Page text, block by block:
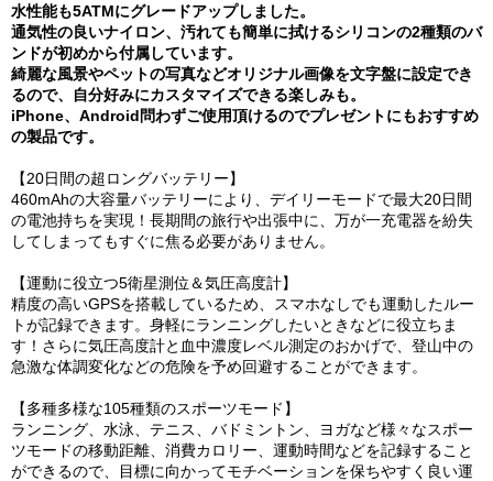
水性能も5ATMにグレードアップしました。
通気性の良いナイロン、汚れても簡単に拭けるシリコンの2種類のバ
ンドが初めから付属しています。
綺麗な風景やペットの写真などオリジナル画像を文字盤に設定でき
るので、自分好みにカスタマイズできる楽しみも。
iPhone、Android問わずご使用頂けるのでプレゼントにもおすすめ
の製品です。
【20日間の超ロングバッテリー】
460mAhの大容量バッテリーにより、デイリーモードで最大20日間
の電池持ちを実現！長期間の旅行や出張中に、万が一充電器を紛失
してしまってもすぐに焦る必要がありません。
【運動に役立つ5衛星測位＆気圧高度計】
精度の高いGPSを搭載しているため、スマホなしでも運動したルー
トが記録できます。身軽にランニングしたいときなどに役立ちま
す！さらに気圧高度計と血中濃度レベル測定のおかげで、登山中の
急激な体調変化などの危険を予め回避することができます。
【多種多様な105種類のスポーツモード】
ランニング、水泳、テニス、バドミントン、ヨガなど様々なスポー
ツモードの移動距離、消費カロリー、運動時間などを記録すること
ができるので、目標に向かってモチベーションを保ちやすく良い運